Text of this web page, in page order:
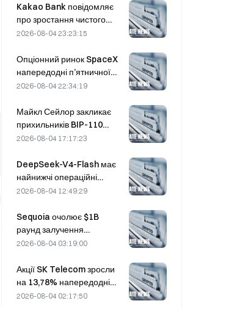
Kakao Bank повідомляє
про зростання чистого
прибутку у II кварталі на
півріччя досяг рекордного
рівня
2026-08-04 23:23:15
Опціонний ринок SpaceX
напередодні п’ятничної
експірації фіксує $20M у
опціонів зі страйком $330.
2026-08-04 22:34:19
Майкл Сейлор закликає
прихильників BIP-110
«відступити», оскільки
зупинилася на рівні 2,70%
2026-08-04 17:17:23
DeepSeek-V4-Flash має
найнижчі операційні
витрати серед провідних
бенчмарках
2026-08-04 12:49:29
Sequoia очолює $1B
раунд залучення
акціонерного капіталу
Atomics 3 серпня
2026-08-04 03:19:00
Акції SK Telecom зросли
на 13,78% напередодні
другого раунду
2026-08-04 02:17:50